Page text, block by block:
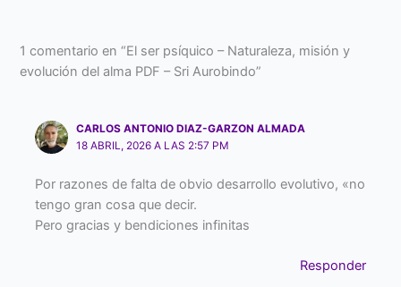
1 comentario en “El ser psíquico – Naturaleza, misión y
evolución del alma PDF – Sri Aurobindo”
CARLOS ANTONIO DIAZ-GARZON ALMADA
18 ABRIL, 2026 A LAS 2:57 PM
Por razones de falta de obvio desarrollo evolutivo, «no
tengo gran cosa que decir.
Pero gracias y bendiciones infinitas
Responder